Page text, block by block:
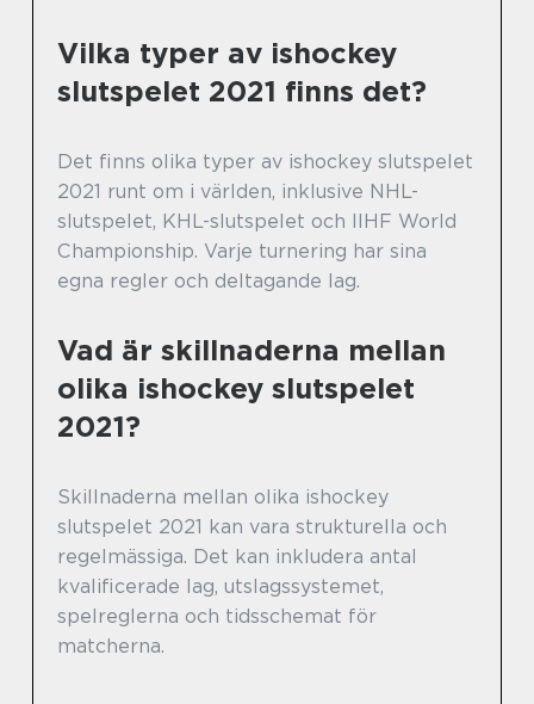
Vilka typer av ishockey
slutspelet 2021 finns det?
Det finns olika typer av ishockey slutspelet
2021 runt om i världen, inklusive NHL-
slutspelet, KHL-slutspelet och IIHF World
Championship. Varje turnering har sina
egna regler och deltagande lag.
Vad är skillnaderna mellan
olika ishockey slutspelet
2021?
Skillnaderna mellan olika ishockey
slutspelet 2021 kan vara strukturella och
regelmässiga. Det kan inkludera antal
kvalificerade lag, utslagssystemet,
spelreglerna och tidsschemat för
matcherna.